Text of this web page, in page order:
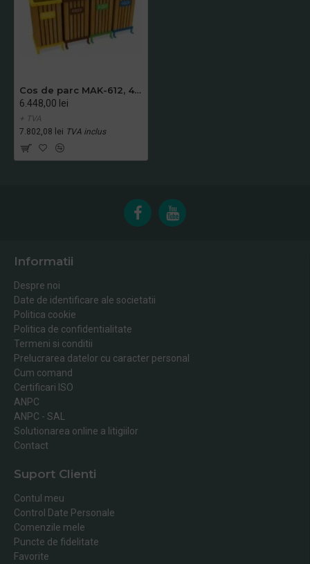
Cos de parc MAK-612, 4 compartimente
6.448,00 lei
+ TVA
7.802,08 lei TVA inclus
Informatii
Despre noi
Date de identificare ale societatii
Politica cookie
Politica de confidentialitate
Termeni si conditii
Prelucrarea datelor cu caracter personal
Cum comand
Certificari ISO
ANPC
ANPC - SAL
Solutionarea online a litigiilor
Contact
Suport Clienti
Contul meu
Control Date Personale
Comenzile mele
Puncte de fidelitate
Favorite